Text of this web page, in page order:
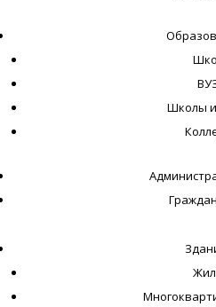
Школы